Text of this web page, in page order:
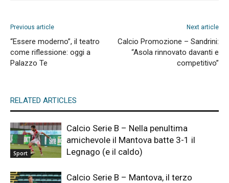
Previous article
“Essere moderno”, il teatro
come riflessione: oggi a
Palazzo Te
Next article
Calcio Promozione – Sandrini:
“Asola rinnovato davanti e
competitivo”
RELATED ARTICLES
Sport
Calcio Serie B – Nella penultima
amichevole il Mantova batte 3-1 il
Legnago (e il caldo)
Calcio Serie B – Mantova, il terzo